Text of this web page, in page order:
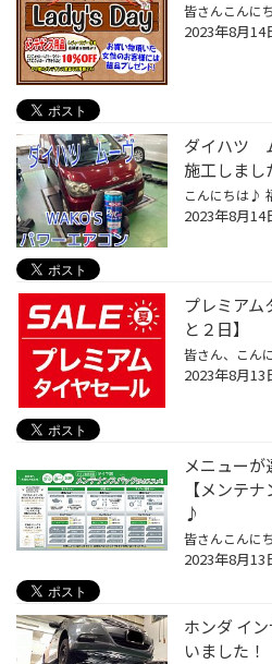
2023年8月14
ダイハツ
施工しまし
2023年8月14
プレミアム
と２日】
2023年8月13
メニュー
【メンテ
♪
2023年8月13
ホンダ イ
いました！